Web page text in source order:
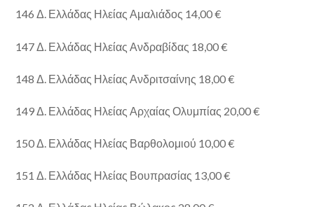
146 Δ. Ελλάδας Ηλείας Αμαλιάδος 14,00 €
147 Δ. Ελλάδας Ηλείας Ανδραβίδας 18,00 €
148 Δ. Ελλάδας Ηλείας Ανδριτσαίνης 18,00 €
149 Δ. Ελλάδας Ηλείας Αρχαίας Ολυμπίας 20,00 €
150 Δ. Ελλάδας Ηλείας Βαρθολομιού 10,00 €
151 Δ. Ελλάδας Ηλείας Βουπρασίας 13,00 €